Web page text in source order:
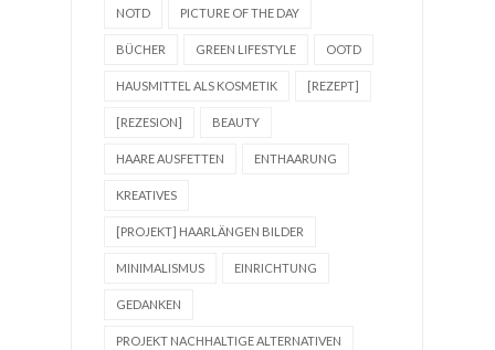
NOTD PICTURE OF THE DAY
BÜCHER GREEN LIFESTYLE OOTD
HAUSMITTEL ALS KOSMETIK [REZEPT]
[REZESION] BEAUTY
HAARE AUSFETTEN ENTHAARUNG
KREATIVES
[PROJEKT] HAARLÄNGEN BILDER
MINIMALISMUS EINRICHTUNG
GEDANKEN
PROJEKT NACHHALTIGE ALTERNATIVEN